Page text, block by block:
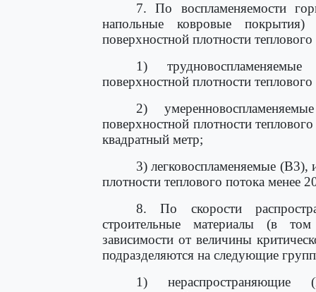
7. По воспламеняемости
напольные ковровые
поверхностной плотности
1)
поверхностной плотности
2)
поверхностной плотности
квадратный метр;
3) легковоспламеняемые (В3),
плотности теплового потока менее
8. По скорости
строительные материалы (в
зависимости от величины
подразделяются на следующие
1) нераспространяющие